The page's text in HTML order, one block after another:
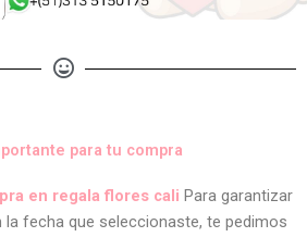
para tu compra
en regala flores caliPara garantizar
la fecha que seleccionaste, te pedimos